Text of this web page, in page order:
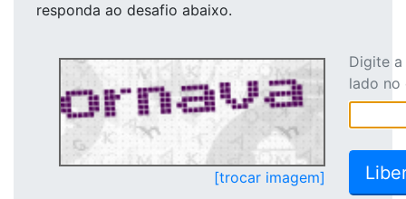
responda ao desafio abaixo.
[trocar imagem]
Digite
lado no